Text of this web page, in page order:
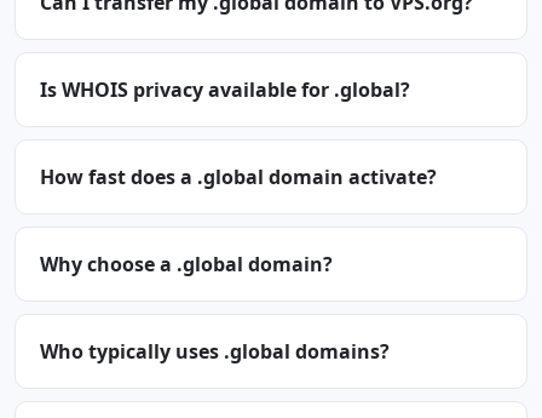
Is WHOIS privacy available for .global?
How fast does a .global domain activate?
Why choose a .global domain?
Who typically uses .global domains?